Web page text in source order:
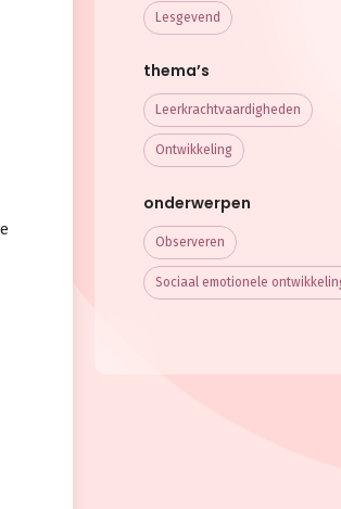
Lesgevend
thema’s
Leerkracht­vaardigheden
Ontwikkeling
onderwerpen
Observeren
Sociaal emotionele